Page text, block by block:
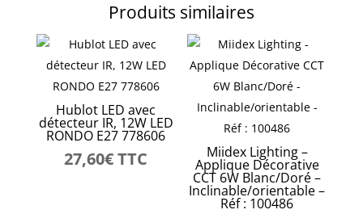
Produits similaires
Hublot LED avec
détecteur IR, 12W LED
RONDO E27 778606
27,60€TTC Miidex Lighting –
Applique Décorative
CCT 6W Blanc/Doré –
Inclinable/orientable –
Réf : 100486